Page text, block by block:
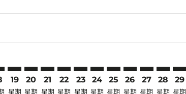
19
星期
20
星期
21
星期
22
星期
23
星期
24
星期
25
星期
26
星期
27
星期
28
星期
29
星期